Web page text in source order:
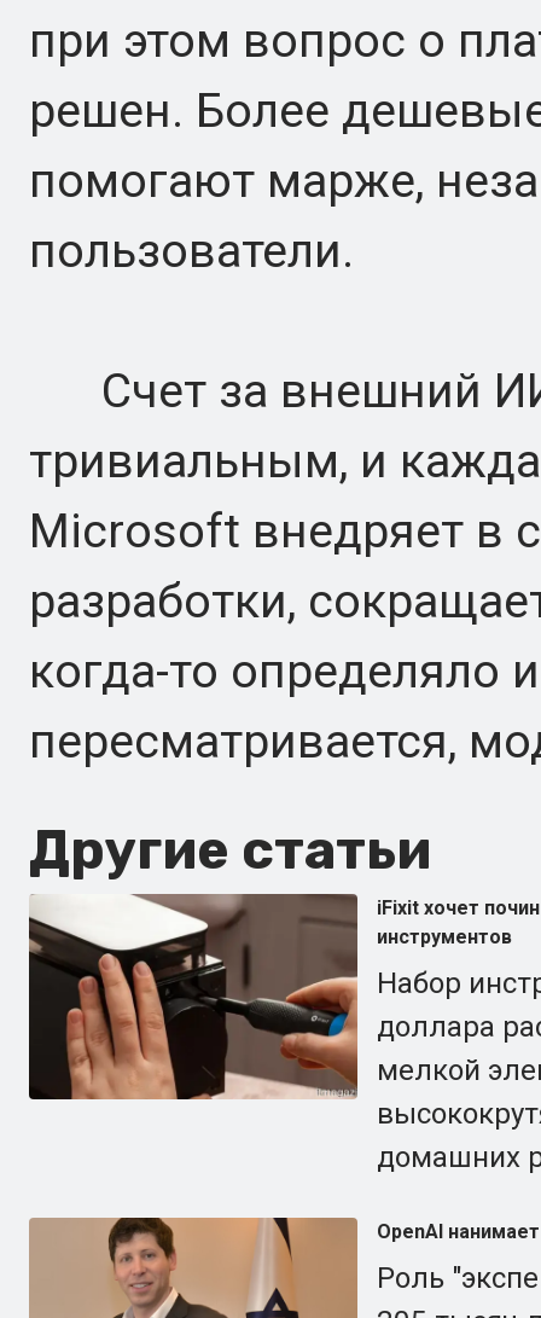
при этом вопрос о
решен. Более
помогают марже,
пользователи.
Счет за внешний
тривиальным, и
Microsoft внедряет в
разработки,
когда-то определяло
пересматривается,
Другие статьи
iFixit хочет
инструментов
Набор
доллара
мелкой
домашних
OpenAI
Роль